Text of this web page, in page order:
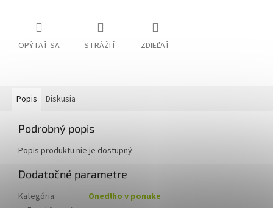
OPÝTAŤ SA STRÁŽIŤ ZDIEĽAŤ
Popis Diskusia
Podrobný popis
Popis produktu nie je dostupný
Dodatočné parametre
Kategória:
Onedlho v ponuke